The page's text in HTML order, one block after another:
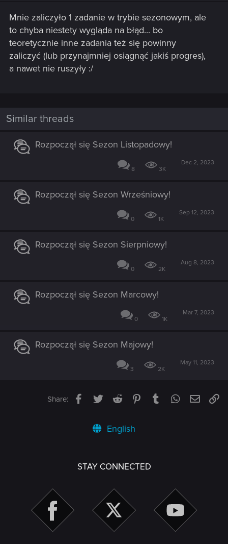
:
Mnie zaliczyło 1 zadanie w trybie sezonowym, ale
to chyba niestety wygląda na błąd... bo
teoretycznie inne zadania też się powinny
zaliczyć (lub przynajmniej osiągnąć jakiś progres),
a nawet nie ruszyły :/
Similar threads
Rozpoczął się Sezon Listopadowy!
8 3K
Dec 2, 2023
Rozpoczął się Sezon Wrześniowy!
0 1K
Sep 12, 2023
Rozpoczął się Sezon Sierpniowy!
0 2K
Aug 8, 2023
Rozpoczął się Sezon Marcowy!
0 1K
Mar 7, 2023
Rozpoczął się Sezon Majowy!
3 2K
May 11, 2023
Share: Facebook
TwitterReddit PinterestTumblrWhatsApp
Email
English
STAY CONNECTED